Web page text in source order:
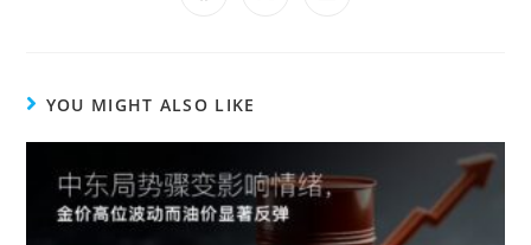
YOU MIGHT ALSO LIKE